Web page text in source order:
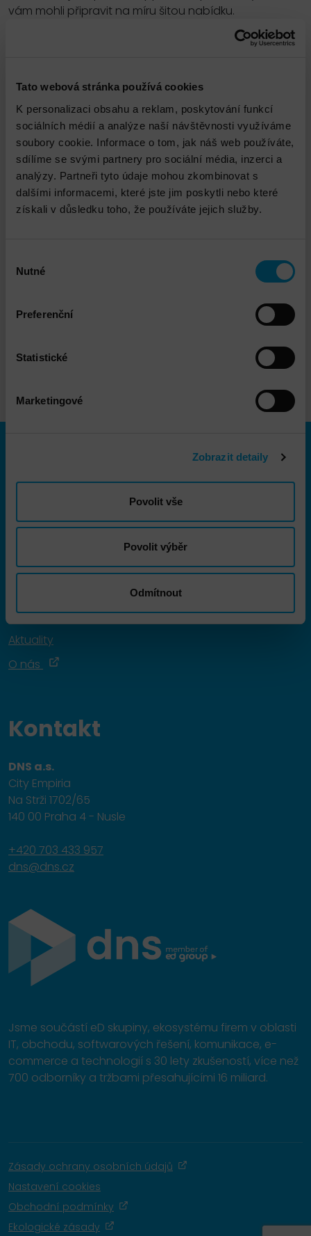
Tato webová stránka používá cookies
K personalizaci obsahu a reklam, poskytování funkcí
sociálních médií a analýze naší návštěvnosti využíváme
soubory cookie. Informace o tom, jak náš web používáte,
sdílíme se svými partnery pro sociální média, inzerci a
analýzy. Partneři tyto údaje mohou zkombinovat s
dalšími informacemi, které jste jim poskytli nebo které
získali v důsledku toho, že používáte jejich služby.
souhlasu
Nutné
Preferenční
Statistické
Marketingové
Zobrazit detaily
Povolit vše
Povolit výběr
Odmítnout
vám mohli připravit na míru šitou nabídku.
A–Z
Zobrazit filtr
Bezpečnost
Služby
Školení
Aktuality
O nás
Kontakt
DNS a.s.
City Empiria
Na Strži 1702/65
140 00 Praha 4 - Nusle
+420 703 433 957
dns@dns.cz
Jsme součástí eD skupiny, ekosystému firem v oblasti
IT, obchodu, softwarových řešení, komunikace, e-
commerce a technologií s 30 lety zkušeností, více než
700 odborníky a tržbami přesahujícími 16 miliard.
Zásady ochrany osobních údajů
Nastavení cookies
Obchodní podmínky
Ekologické zásady